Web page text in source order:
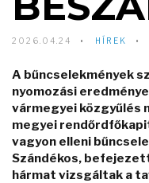
2026.04.24 HÍREK
A bűncselekmények
nyomozási
vármegyei közgyűlés
megyei
vagyon elleni
Szándékos,
hármat vizsgáltak a